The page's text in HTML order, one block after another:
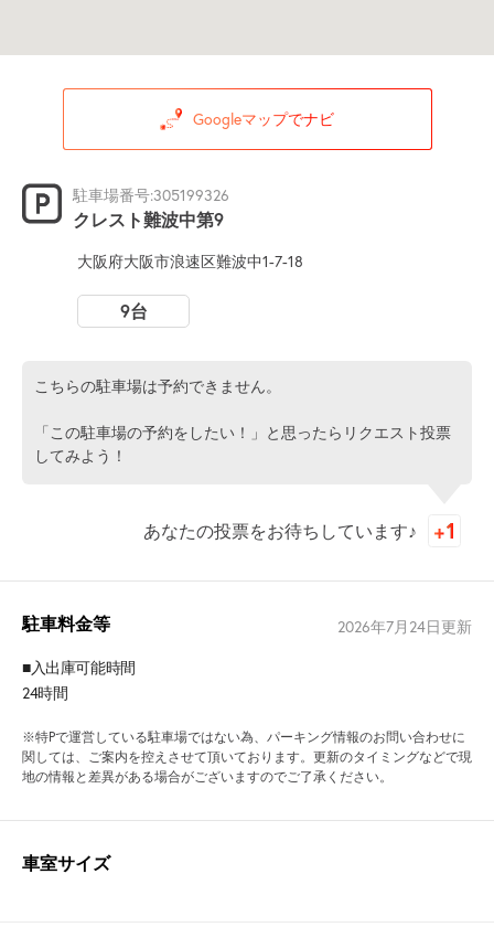
Googleマップでナビ
駐車場番号:305199326
クレスト難波中第9
大阪府大阪市浪速区難波中1-7-18
9台
こちらの駐車場は予約できません。
「この駐車場の予約をしたい！」と思ったらリクエスト投票
してみよう！
あなたの投票をお待ちしています♪
駐車料金等 2026年7月24日更新
■入出庫可能時間
24時間
※特Pで運営している駐車場ではない為、パーキング情報のお問い合わせに
関しては、ご案内を控えさせて頂いております。更新のタイミングなどで現
地の情報と差異がある場合がございますのでご了承ください。
車室サイズ